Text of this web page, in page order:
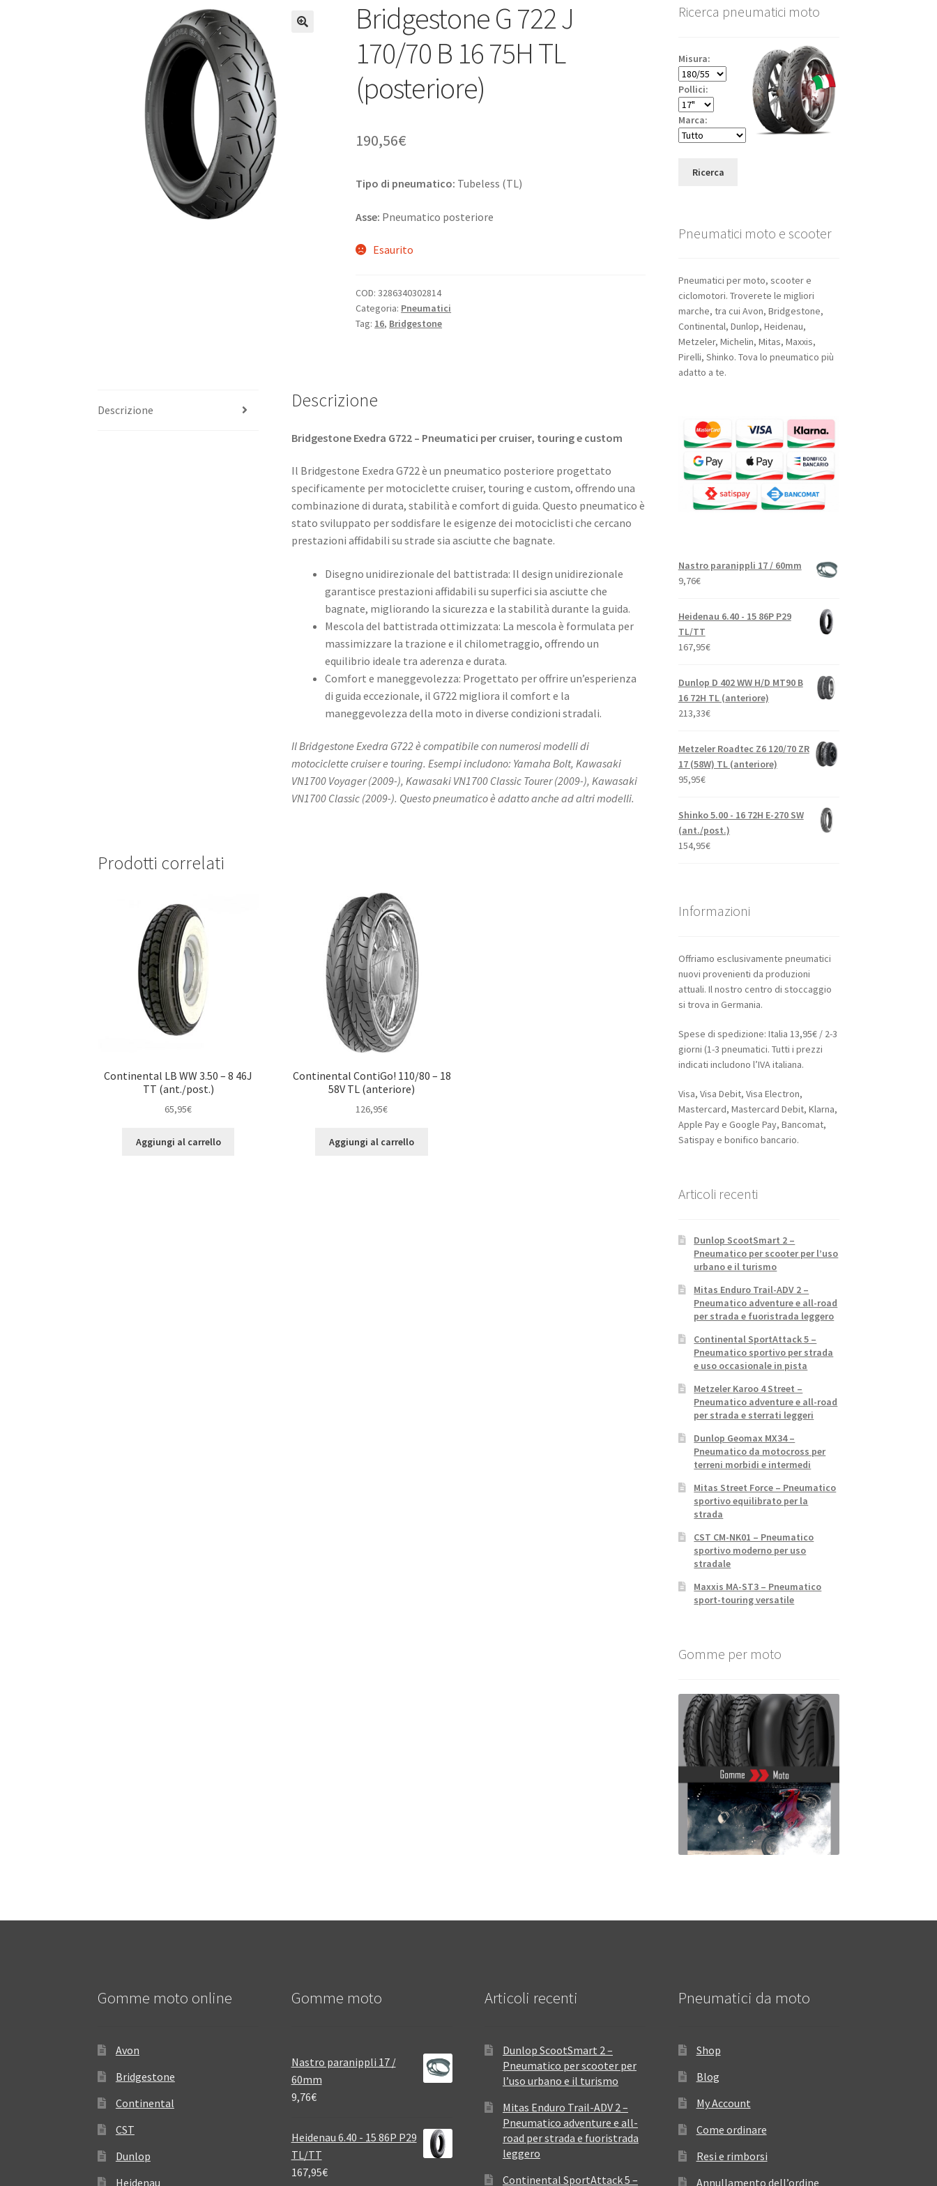
Bridgestone G 722 J
170/70 B 16 75H TL
(posteriore)
190,56€
Tipo di pneumatico: Tubeless (TL)
Asse: Pneumatico posteriore
Esaurito
COD:3286340302814
Categoria: Pneumatici
Tag: 16, Bridgestone
Descrizione Descrizione
Bridgestone Exedra G722 – Pneumatici per cruiser, touring e custom
Il Bridgestone Exedra G722 è un pneumatico posteriore progettato
specificamente per motociclette cruiser, touring e custom, offrendo una
combinazione di durata, stabilità e comfort di guida. Questo pneumatico è
stato sviluppato per soddisfare le esigenze dei motociclisti che cercano
prestazioni affidabili su strade sia asciutte che bagnate. ​
Disegno unidirezionale del battistrada: Il design unidirezionale
garantisce prestazioni affidabili su superfici sia asciutte che
bagnate, migliorando la sicurezza e la stabilità durante la guida. ​
Mescola del battistrada ottimizzata: La mescola è formulata per
massimizzare la trazione e il chilometraggio, offrendo un
equilibrio ideale tra aderenza e durata. ​
Comfort e maneggevolezza: Progettato per offrire un’esperienza
di guida eccezionale, il G722 migliora il comfort e la
maneggevolezza della moto in diverse condizioni stradali. ​
Il Bridgestone Exedra G722 è compatibile con numerosi modelli di
motociclette cruiser e touring. Esempi includono: Yamaha Bolt, Kawasaki
VN1700 Voyager (2009-), Kawasaki VN1700 Classic Tourer (2009-), Kawasaki
VN1700 Classic (2009-). Questo pneumatico è adatto anche ad altri modelli. ​
Prodotti correlati
Continental LB WW 3.50 – 8 46J
TT (ant./post.)
65,95€
Aggiungi al carrello
Continental ContiGo! 110/80 – 18
58V TL (anteriore)
126,95€
Aggiungi al carrello
Ricerca pneumatici moto
Misura:
Pollici:
Marca:
Ricerca
Pneumatici moto e scooter
Pneumatici per moto, scooter e
ciclomotori. Troverete le migliori
marche, tra cui Avon, Bridgestone,
Continental, Dunlop, Heidenau,
Metzeler, Michelin, Mitas, Maxxis,
Pirelli, Shinko. Tova lo pneumatico più
adatto a te.
Nastro paranippli 17 / 60mm
9,76€
Heidenau 6.40 - 15 86P P29
TL/TT
167,95€
Dunlop D 402 WW H/D MT90 B
16 72H TL (anteriore)
213,33€
Metzeler Roadtec Z6 120/70 ZR
17 (58W) TL (anteriore)
95,95€
Shinko 5.00 - 16 72H E-270 SW
(ant./post.)
154,95€
Informazioni
Offriamo esclusivamente pneumatici
nuovi provenienti da produzioni
attuali. Il nostro centro di stoccaggio
si trova in Germania.
Spese di spedizione: Italia 13,95€ / 2-3
giorni (1-3 pneumatici. Tutti i prezzi
indicati includono l’IVA italiana.
Visa, Visa Debit, Visa Electron,
Mastercard, Mastercard Debit, Klarna,
Apple Pay e Google Pay, Bancomat,
Satispay e bonifico bancario.
Articoli recenti
Dunlop ScootSmart 2 –
Pneumatico per scooter per l’uso
urbano e il turismo
Mitas Enduro Trail-ADV 2 –
Pneumatico adventure e all-road
per strada e fuoristrada leggero
Continental SportAttack 5 –
Pneumatico sportivo per strada
e uso occasionale in pista
Metzeler Karoo 4 Street –
Pneumatico adventure e all-road
per strada e sterrati leggeri
Dunlop Geomax MX34 –
Pneumatico da motocross per
terreni morbidi e intermedi
Mitas Street Force – Pneumatico
sportivo equilibrato per la
strada
CST CM-NK01 – Pneumatico
sportivo moderno per uso
stradale
Maxxis MA-ST3 – Pneumatico
sport-touring versatile
Gomme per moto
Gomme moto online
Avon
Bridgestone
Continental
CST
Dunlop
Heidenau
Gomme moto
Nastro paranippli 17 /
60mm
9,76€
Heidenau 6.40 - 15 86P P29
TL/TT
167,95€
Articoli recenti
Dunlop ScootSmart 2 –
Pneumatico per scooter per
l’uso urbano e il turismo
Mitas Enduro Trail-ADV 2 –
Pneumatico adventure e all-
road per strada e fuoristrada
leggero
Continental SportAttack 5 –
Pneumatici da moto
Shop
Blog
My Account
Come ordinare
Resi e rimborsi
Annullamento dell’ordine